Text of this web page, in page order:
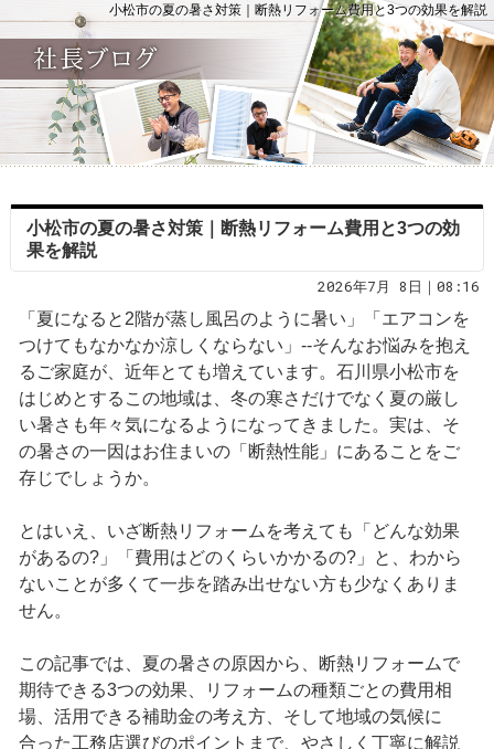
小松市の夏の暑さ対策｜断熱リフォーム費用と3つの効果を解説
小松市の夏の暑さ対策｜断熱リフォーム費用と3つの効
果を解説
2026年7月 8日｜08:16
「夏になると2階が蒸し風呂のように暑い」「エアコンを
つけてもなかなか涼しくならない」--そんなお悩みを抱え
るご家庭が、近年とても増えています。石川県小松市を
はじめとするこの地域は、冬の寒さだけでなく夏の厳し
い暑さも年々気になるようになってきました。実は、そ
の暑さの一因はお住まいの「断熱性能」にあることをご
存じでしょうか。
とはいえ、いざ断熱リフォームを考えても「どんな効果
があるの?」「費用はどのくらいかかるの?」と、わから
ないことが多くて一歩を踏み出せない方も少なくありま
せん。
この記事では、夏の暑さの原因から、断熱リフォームで
期待できる3つの効果、リフォームの種類ごとの費用相
場、活用できる補助金の考え方、そして地域の気候に
合った工務店選びのポイントまで、やさしく丁寧に解説